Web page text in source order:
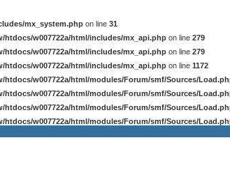
mx_system.php on line 31
htdocs/w007722a/html/includes/mx_api.php on line 279
htdocs/w007722a/html/includes/mx_api.php on line 279
htdocs/w007722a/html/includes/mx_api.php on line 1172
htdocs/w007722a/html/modules/Forum/smf/Sources/
htdocs/w007722a/html/modules/Forum/smf/Sources/
htdocs/w007722a/html/modules/Forum/smf/Sources/
htdocs/w007722a/html/modules/Forum/smf/Sources/